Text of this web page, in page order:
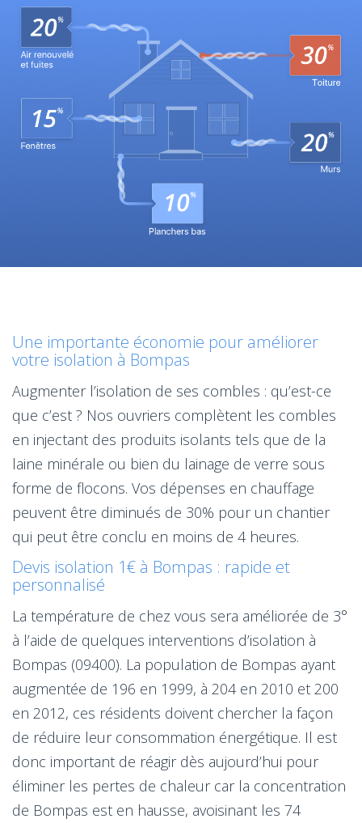
Une importante économie pour améliorer
votre isolation à Bompas
Augmenter l’isolation de ses combles : qu’est-ce
que c’est ? Nos ouvriers complètent les combles
en injectant des produits isolants tels que de la
laine minérale ou bien du lainage de verre sous
forme de flocons. Vos dépenses en chauffage
peuvent être diminués de 30% pour un chantier
qui peut être conclu en moins de 4 heures.
Devis isolation 1€ à Bompas : rapide et
personnalisé
La température de chez vous sera améliorée de 3°
à l’aide de quelques interventions d’isolation à
Bompas (09400). La population de Bompas ayant
augmentée de 196 en 1999, à 204 en 2010 et 200
en 2012, ces résidents doivent chercher la façon
de réduire leur consommation énergétique. Il est
donc important de réagir dès aujourd’hui pour
éliminer les pertes de chaleur car la concentration
de Bompas est en hausse, avoisinant les 74